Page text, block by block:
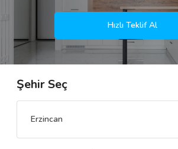
Kategoriler
🎈 Biz Kimiz?
🌟 Müşteri Değerlendirmeleri
Hızlı Teklif Al
Şehir Seç
Erzincan